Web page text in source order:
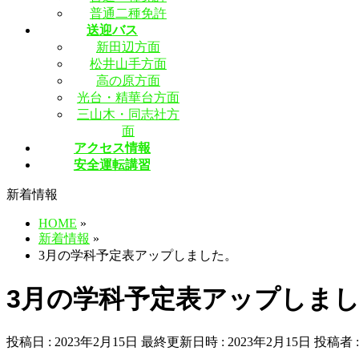
普通二種免許
送迎バス
新田辺方面
松井山手方面
高の原方面
光台・精華台方面
三山木・同志社方
面
アクセス情報
安全運転講習
新着情報
HOME »
新着情報 »
3月の学科予定表アップしました。
3月の学科予定表アップしまし
投稿日 : 2023年2月15日 最終更新日時 : 2023年2月15日 投稿者 :